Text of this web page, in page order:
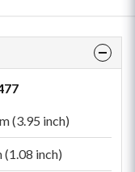
(3.95 inch)
(1.08 inch)